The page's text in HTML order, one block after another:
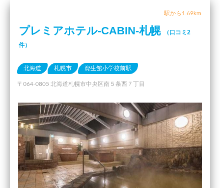
駅から1.69km
プレミアホテル-CABIN-札幌
（口コミ2
件）
北海道 札幌市 資生館小学校前駅
〒064-0805 北海道札幌市中央区南５条西７丁目